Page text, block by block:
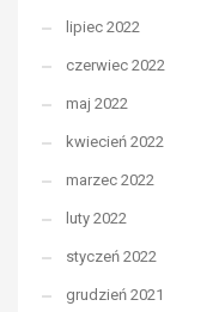
lipiec 2022
czerwiec 2022
maj 2022
kwiecień 2022
marzec 2022
luty 2022
styczeń 2022
grudzień 2021